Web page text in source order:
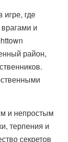
игре, где
и
район,
и непростым
терпения и
секретов